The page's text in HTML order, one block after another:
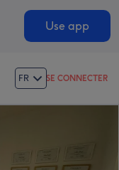
Use app
FR SE CONNECTER